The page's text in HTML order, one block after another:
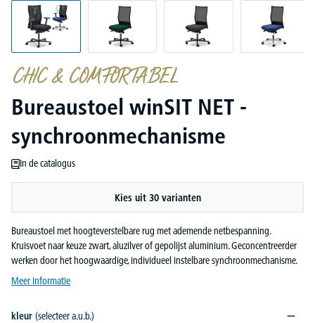
CHIC & COMFORTABEL
Bureaustoel winSIT NET -
synchroonmechanisme
In de catalogus
Kies uit 30 varianten
Bureaustoel met hoogteverstelbare rug met ademende netbespanning.
Kruisvoet naar keuze zwart, aluzilver of gepolijst aluminium. Geconcentreerder
werken door het hoogwaardige, individueel instelbare synchroonmechanisme.
Meer informatie
kleur (selecteer a.u.b.)